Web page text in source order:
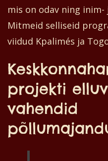
mis on odav ning
Mitmeid selliseid
viidud Kpalimés ja
projekti
vahendid